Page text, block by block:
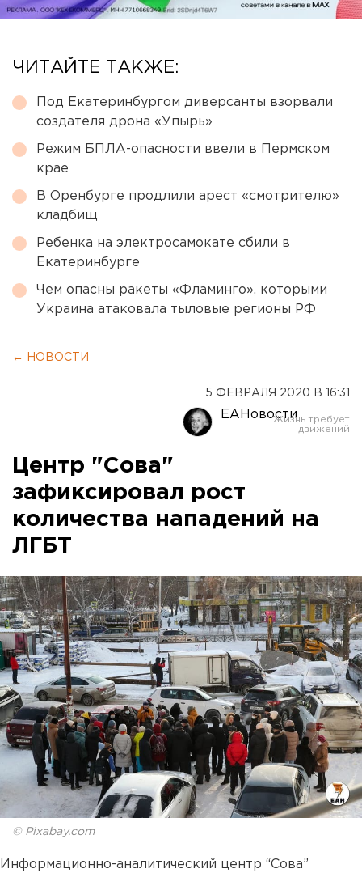
ЧИТАЙТЕ ТАКЖЕ:
Под Екатеринбургом диверсанты взорвали
создателя дрона «Упырь»
Режим БПЛА-опасности ввели в Пермском
крае
В Оренбурге продлили арест «смотрителю»
кладбищ
Ребенка на электросамокате сбили в
Екатеринбурге
Чем опасны ракеты «Фламинго», которыми
Украина атаковала тыловые регионы РФ
← НОВОСТИ
5 ФЕВРАЛЯ 2020 В 16:31
ЕАНовости
Центр "Сова"
зафиксировал рост
количества нападений на
ЛГБТ
© Pixabay.com
Информационно-аналитический центр “Сова”